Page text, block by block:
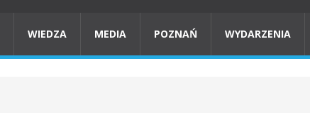
WIEDZA MEDIA POZNAŃ WYDARZENIA